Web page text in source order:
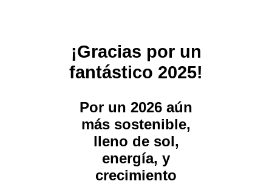
¡Gracias por un
fantástico 2025!
Por un 2026 aún
más sostenible,
lleno de sol,
energía, y
crecimiento